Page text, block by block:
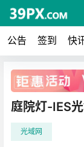
公告 签到 快
广告
庭院灯-IES
光域网